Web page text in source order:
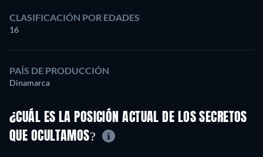
CLASIFICACIÓN POR EDADES
16
PAÍS DE PRODUCCIÓN
Dinamarca
¿CUÁL ES LA POSICIÓN ACTUAL DE LOS SECRETOS
QUE OCULTAMOS?